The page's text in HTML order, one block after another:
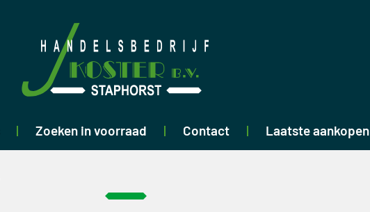
Zoeken in voorraad Contact Laatste aankopen